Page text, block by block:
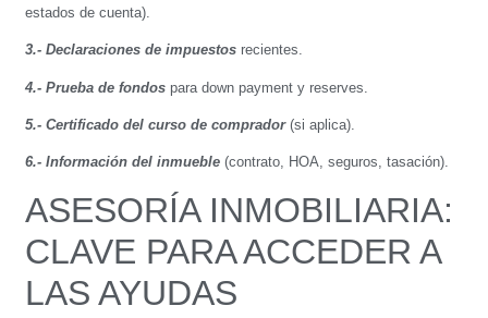
estados de cuenta).
3.- Declaraciones de impuestos recientes.
4.- Prueba de fondos para down payment y reserves.
5.- Certificado del curso de comprador(si aplica).
6.- Información del inmueble (contrato, HOA, seguros, tasación).
ASESORÍA INMOBILIARIA:
CLAVE PARA ACCEDER A
LAS AYUDAS